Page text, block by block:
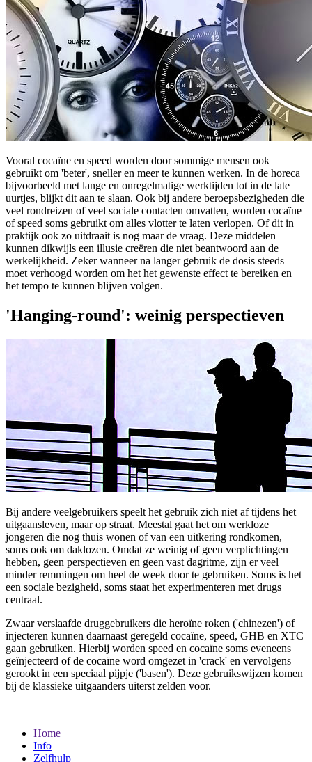
Vooral cocaïne en speed worden door sommige mensen ook
gebruikt om 'beter', sneller en meer te kunnen werken. In de horeca
bijvoorbeeld met lange en onregelmatige werktijden tot in de late
uurtjes, blijkt dit aan te slaan. Ook bij andere beroepsbezigheden die
veel rondreizen of veel sociale contacten omvatten, worden cocaïne
of speed soms gebruikt om alles vlotter te laten verlopen. Of dit in
praktijk ook zo uitdraait is nog maar de vraag. Deze middelen
kunnen dikwijls een illusie creëren die niet beantwoord aan de
werkelijkheid. Zeker wanneer na langer gebruik de dosis steeds
moet verhoogd worden om het het gewenste effect te bereiken en
het tempo te kunnen blijven volgen.
'Hanging-round': weinig perspectieven
Bij andere veelgebruikers speelt het gebruik zich niet af tijdens het
uitgaansleven, maar op straat. Meestal gaat het om werkloze
jongeren die nog thuis wonen of van een uitkering rondkomen,
soms ook om daklozen. Omdat ze weinig of geen verplichtingen
hebben, geen perspectieven en geen vast dagritme, zijn er veel
minder remmingen om heel de week door te gebruiken. Soms is het
een sociale bezigheid, soms staat het experimenteren met drugs
centraal.
Zwaar verslaafde druggebruikers die heroïne roken ('chinezen') of
injecteren kunnen daarnaast geregeld cocaïne, speed, GHB en XTC
gaan gebruiken. Hierbij worden speed en cocaïne soms eveneens
geïnjecteerd of de cocaïne word omgezet in 'crack' en vervolgens
gerookt in een speciaal pijpje ('basen'). Deze gebruikswijzen komen
bij de klassieke uitgaanders uiterst zelden voor.
Home
Info
Zelfhulp